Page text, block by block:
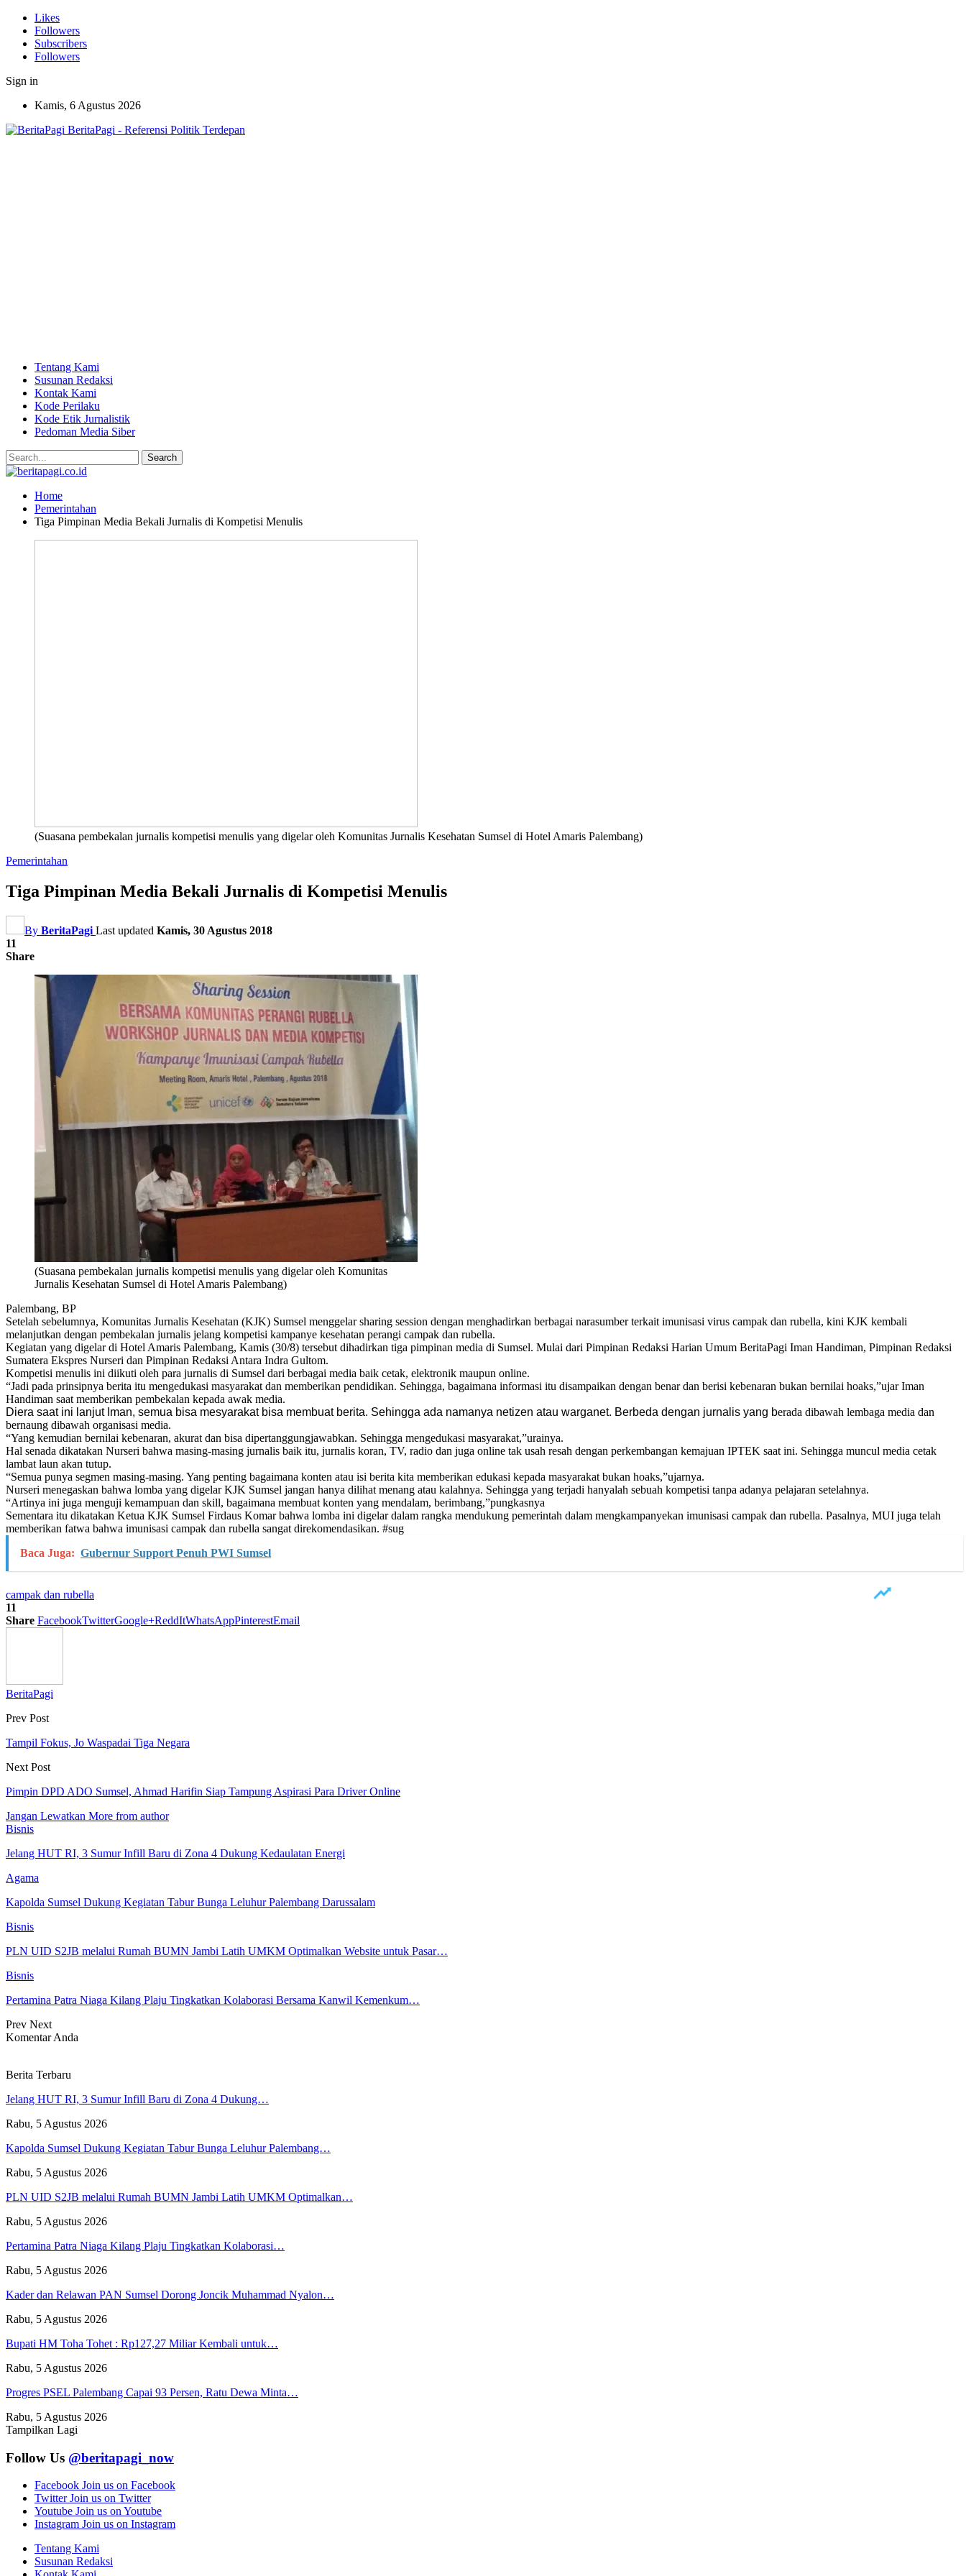
Likes
Followers
Subscribers
Followers
Sign in
Kamis, 6 Agustus 2026
BeritaPagi - Referensi Politik Terdepan
Tentang Kami
Susunan Redaksi
Kontak Kami
Kode Perilaku
Kode Etik Jurnalistik
Pedoman Media Siber
Home
Pemerintahan
Tiga Pimpinan Media Bekali Jurnalis di Kompetisi Menulis
(Suasana pembekalan jurnalis kompetisi menulis yang digelar oleh Komunitas Jurnalis Kesehatan Sumsel di Hotel Amaris Palembang)
Pemerintahan
Tiga Pimpinan Media Bekali Jurnalis di Kompetisi Menulis
By BeritaPagi Last updated Kamis, 30 Agustus 2018
11
Share
(Suasana pembekalan jurnalis kompetisi menulis yang digelar oleh Komunitas
Jurnalis Kesehatan Sumsel di Hotel Amaris Palembang)
Palembang, BP
Setelah sebelumnya, Komunitas Jurnalis Kesehatan (KJK) Sumsel menggelar sharing session dengan menghadirkan berbagai narasumber terkait imunisasi virus campak dan rubella, kini KJK kembali
melanjutkan dengan pembekalan jurnalis jelang kompetisi kampanye kesehatan perangi campak dan rubella.
Kegiatan yang digelar di Hotel Amaris Palembang, Kamis (30/8) tersebut dihadirkan tiga pimpinan media di Sumsel. Mulai dari Pimpinan Redaksi Harian Umum BeritaPagi Iman Handiman, Pimpinan Redaksi
Sumatera Ekspres Nurseri dan Pimpinan Redaksi Antara Indra Gultom.
Kompetisi menulis ini diikuti oleh para jurnalis di Sumsel dari berbagai media baik cetak, elektronik maupun online.
“Jadi pada prinsipnya berita itu mengedukasi masyarakat dan memberikan pendidikan. Sehingga, bagaimana informasi itu disampaikan dengan benar dan berisi kebenaran bukan bernilai hoaks,”ujar Iman
Handiman saat memberikan pembekalan kepada awak media.
Diera saat ini lanjut Iman, semua bisa mesyarakat bisa membuat berita. Sehingga ada namanya netizen atau warganet. Berbeda dengan jurnalis yang berada dibawah lembaga media dan
bernaung dibawah organisasi media.
“Yang kemudian bernilai kebenaran, akurat dan bisa dipertanggungjawabkan. Sehingga mengedukasi masyarakat,”urainya.
Hal senada dikatakan Nurseri bahwa masing-masing jurnalis baik itu, jurnalis koran, TV, radio dan juga online tak usah resah dengan perkembangan kemajuan IPTEK saat ini. Sehingga muncul media cetak
lambat laun akan tutup.
“Semua punya segmen masing-masing. Yang penting bagaimana konten atau isi berita kita memberikan edukasi kepada masyarakat bukan hoaks,”ujarnya.
Nurseri menegaskan bahwa lomba yang digelar KJK Sumsel jangan hanya dilihat menang atau kalahnya. Sehingga yang terjadi hanyalah sebuah kompetisi tanpa adanya pelajaran setelahnya.
“Artinya ini juga menguji kemampuan dan skill, bagaimana membuat konten yang mendalam, berimbang,”pungkasnya
Sementara itu dikatakan Ketua KJK Sumsel Firdaus Komar bahwa lomba ini digelar dalam rangka mendukung pemerintah dalam mengkampanyekan imunisasi campak dan rubella. Pasalnya, MUI juga telah
memberikan fatwa bahwa imunisasi campak dan rubella sangat direkomendasikan. #sug
Baca Juga: Gubernur Support Penuh PWI Sumsel
campak dan rubella
11
Share FacebookTwitterGoogle+ReddItWhatsAppPinterestEmail
BeritaPagi
Prev Post
Tampil Fokus, Jo Waspadai Tiga Negara
Next Post
Pimpin DPD ADO Sumsel, Ahmad Harifin Siap Tampung Aspirasi Para Driver Online
Jangan Lewatkan More from author
Bisnis
Jelang HUT RI, 3 Sumur Infill Baru di Zona 4 Dukung Kedaulatan Energi
Agama
Kapolda Sumsel Dukung Kegiatan Tabur Bunga Leluhur Palembang Darussalam
Bisnis
PLN UID S2JB melalui Rumah BUMN Jambi Latih UMKM Optimalkan Website untuk Pasar…
Bisnis
Pertamina Patra Niaga Kilang Plaju Tingkatkan Kolaborasi Bersama Kanwil Kemenkum…
Prev Next
Komentar Anda
Berita Terbaru
Jelang HUT RI, 3 Sumur Infill Baru di Zona 4 Dukung…
Rabu, 5 Agustus 2026
Kapolda Sumsel Dukung Kegiatan Tabur Bunga Leluhur Palembang…
Rabu, 5 Agustus 2026
PLN UID S2JB melalui Rumah BUMN Jambi Latih UMKM Optimalkan…
Rabu, 5 Agustus 2026
Pertamina Patra Niaga Kilang Plaju Tingkatkan Kolaborasi…
Rabu, 5 Agustus 2026
Kader dan Relawan PAN Sumsel Dorong Joncik Muhammad Nyalon…
Rabu, 5 Agustus 2026
Bupati HM Toha Tohet : Rp127,27 Miliar Kembali untuk…
Rabu, 5 Agustus 2026
Progres PSEL Palembang Capai 93 Persen, Ratu Dewa Minta…
Rabu, 5 Agustus 2026
Tampilkan Lagi
Follow Us @beritapagi_now
Facebook Join us on Facebook
Twitter Join us on Twitter
Youtube Join us on Youtube
Instagram Join us on Instagram
Tentang Kami
Susunan Redaksi